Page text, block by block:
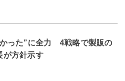
った”に全力 4戦略で製販の
方針示す